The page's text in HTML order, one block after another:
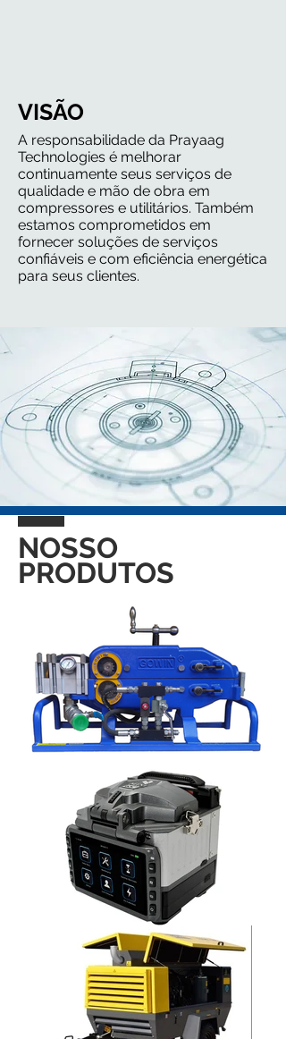
VISÃO
A responsabilidade da Prayaag
Technologies é melhorar
continuamente seus serviços de
qualidade e mão de obra em
compressores e utilitários. Também
estamos comprometidos em
fornecer soluções de serviços
confiáveis e com eficiência energética
para seus clientes.
NOSSO
PRODUTOS